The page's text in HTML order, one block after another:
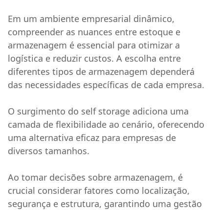
Em um ambiente empresarial dinâmico,
compreender as nuances entre estoque e
armazenagem é essencial para otimizar a
logística e reduzir custos. A escolha entre
diferentes tipos de armazenagem dependerá
das necessidades específicas de cada empresa.
O surgimento do self storage adiciona uma
camada de flexibilidade ao cenário, oferecendo
uma alternativa eficaz para empresas de
diversos tamanhos.
Ao tomar decisões sobre armazenagem, é
crucial considerar fatores como localização,
segurança e estrutura, garantindo uma gestão